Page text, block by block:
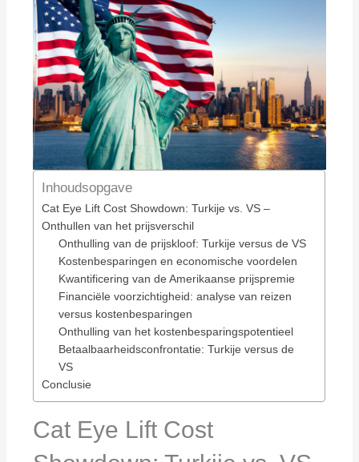
Inhoudsopgave
Cat Eye Lift Cost Showdown: Turkije vs. VS –
Onthullen van het prijsverschil
Onthulling van de prijskloof: Turkije versus de VS
Kostenbesparingen en economische voordelen
Kwantificering van de Amerikaanse prijspremie
Financiële voorzichtigheid: analyse van reizen
versus kostenbesparingen
Onthulling van het kostenbesparingspotentieel
Betaalbaarheidsconfrontatie: Turkije versus de
VS
Conclusie
Cat Eye Lift Cost